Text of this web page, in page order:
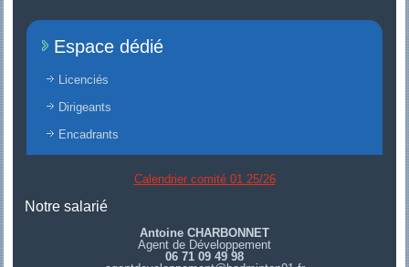
Espace dédié
Licenciés
Dirigeants
Encadrants
Calendrier comité 01 25/26
Notre salarié
Antoine CHARBONNET
Agent de Développement
06 71 09 49 98